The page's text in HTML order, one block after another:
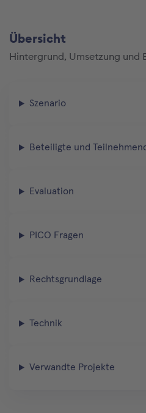
Übersicht
Hintergrund, Umsetzung und
Szenario
Beteiligte und
Evaluation
PICO Fragen
Rechtsgrundlage
Technik
Verwandte Projekte